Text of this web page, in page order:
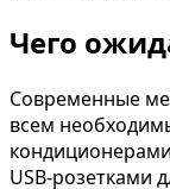
Чего
Современные
всем
USB-розетками